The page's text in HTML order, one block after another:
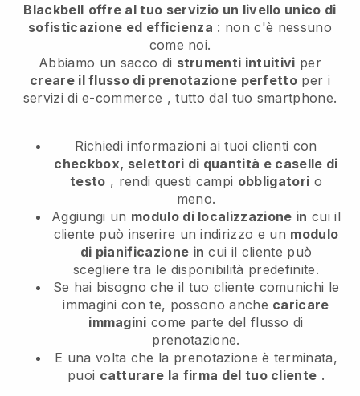
Blackbell offre al tuo servizio un livello unico di
sofisticazione ed efficienza : non c'è nessuno
come noi.
Abbiamo un sacco di strumenti intuitivi per
creare il flusso di prenotazione perfetto per i
servizi di e-commerce , tutto dal tuo smartphone.
Richiedi informazioni ai tuoi clienti con
checkbox, selettori di quantità e caselle di
testo , rendi questi campi obbligatori o
meno.
Aggiungi un modulo di localizzazione in cui il
cliente può inserire un indirizzo e un modulo
di pianificazione in cui il cliente può
scegliere tra le disponibilità predefinite.
Se hai bisogno che il tuo cliente comunichi le
immagini con te, possono anche caricare
immagini come parte del flusso di
prenotazione.
E una volta che la prenotazione è terminata,
puoi catturare la firma del tuo cliente .